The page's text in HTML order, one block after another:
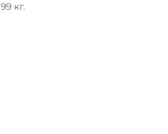
99 кг.